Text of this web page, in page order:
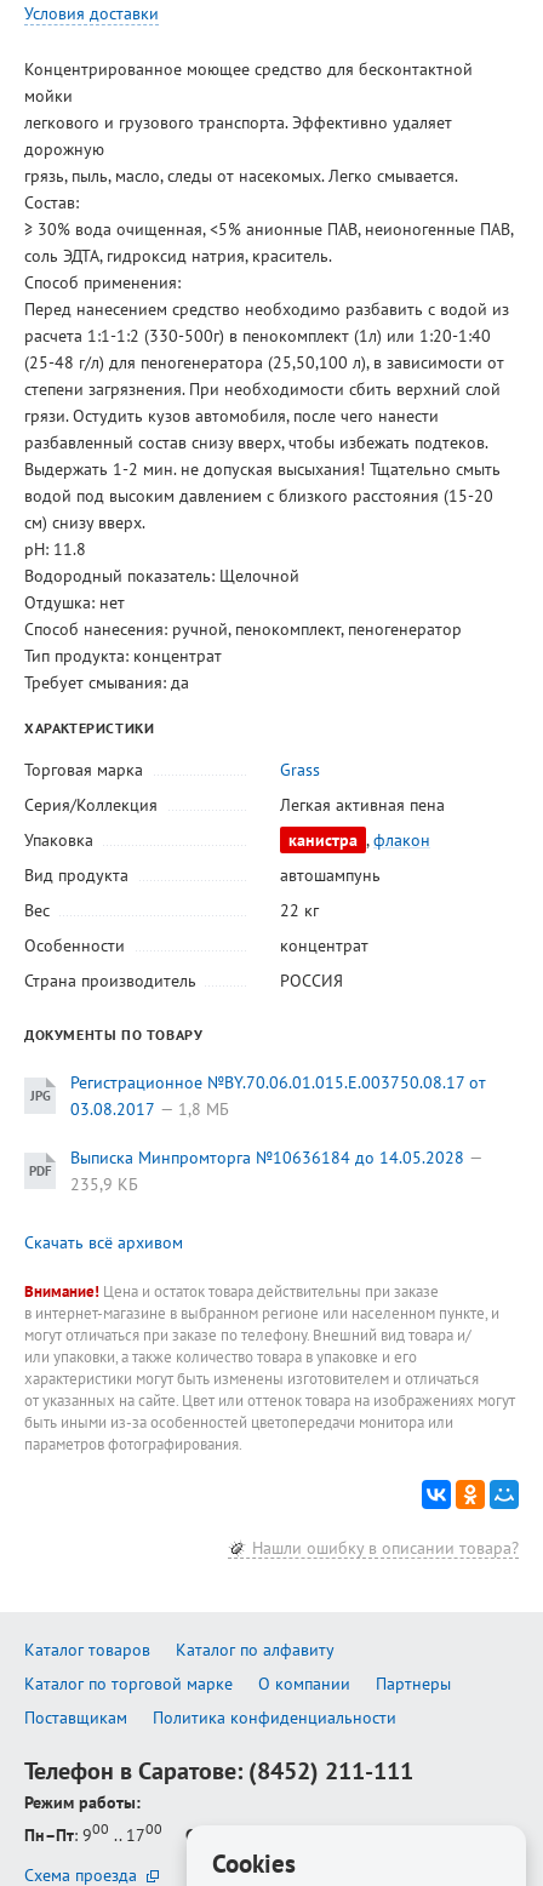
Условия доставки
Концентрированное моющее средство для бесконтактной
мойки
легкового и грузового транспорта. Эффективно удаляет
дорожную
грязь, пыль, масло, следы от насекомых. Легко смывается.
Состав:
≥ 30% вода очищенная, <5% анионные ПАВ, неионогенные ПАВ,
соль ЭДТА, гидроксид натрия, краситель.
Способ применения:
Перед нанесением средство необходимо разбавить с водой из
расчета 1:1-1:2 (330-500г) в пенокомплект (1л) или 1:20-1:40
(25-48 г/л) для пеногенератора (25,50,100 л), в зависимости от
степени загрязнения. При необходимости сбить верхний слой
грязи. Остудить кузов автомобиля, после чего нанести
разбавленный состав снизу вверх, чтобы избежать подтеков.
Выдержать 1-2 мин. не допуская высыхания! Тщательно смыть
водой под высоким давлением с близкого расстояния (15-20
см) снизу вверх.
рН: 11.8
Водородный показатель: Щелочной
Отдушка: нет
Способ нанесения: ручной, пенокомплект, пеногенератор
Тип продукта: концентрат
Требует смывания: да
ХАРАКТЕРИСТИКИ
Торговая марка
Grass
Серия/Коллекция
Легкая активная пена
Упаковка
канистра ,флакон
Вид продукта
автошампунь
Вес
22 кг
Особенности
концентрат
Страна производитель
РОССИЯ
ДОКУМЕНТЫ ПО ТОВАРУ
Регистрационное №BY.70.06.01.015.E.003750.08.17 от
03.08.2017
1,8 МБ
Выписка Минпромторга №10636184 до 14.05.2028
235,9 КБ
Скачать всё архивом
Внимание! Цена и остаток товара действительны при заказе
в интернет-магазине в выбранном регионе или населенном пункте, и
могут отличаться при заказе по телефону. Внешний вид товара и/
или упаковки, а также количество товара в упаковке и его
характеристики могут быть изменены изготовителем и отличаться
от указанных на сайте. Цвет или оттенок товара на изображениях могут
быть иными из-за особенностей цветопередачи монитора или
параметров фотографирования.
Нашли ошибку в описании товара?
Каталог товаров
Каталог по алфавиту
Каталог по торговой марке
О компании
Партнеры
Поставщикам
Политика конфиденциальности
Телефон в Саратове: (8452) 211-111
Режим работы:
Пн–Пт: 900 .. 1700 Сб–Вс
Схема проезда
Cookies